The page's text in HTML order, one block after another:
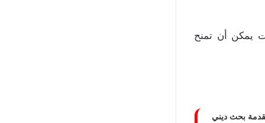
يمكن أن تمنح
بحث ديني